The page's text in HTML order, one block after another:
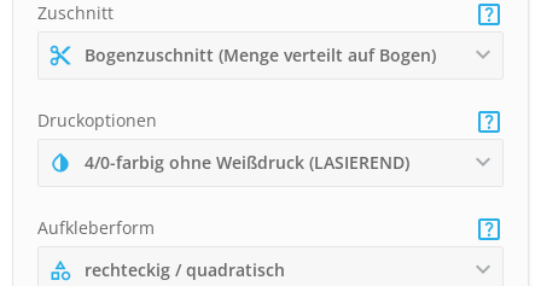
Zuschnitt
Bogenzuschnitt (Menge verteilt auf Bogen)
Druckoptionen
4/0-farbig ohne Weißdruck (LASIEREND)
Aufkleberform
rechteckig / quadratisch